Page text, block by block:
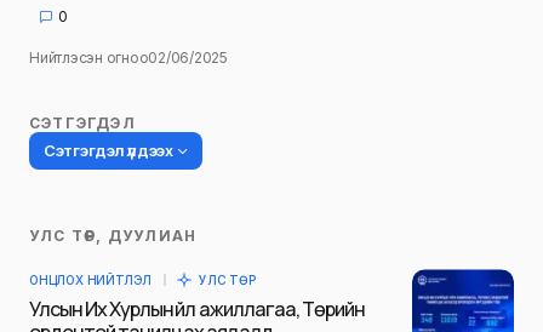
0
Нийтлэсэн огноо02/06/2025
СЭТГЭГДЭЛ
Сэтгэгдэл үлдээх
Таны имэйл хаягийг нийтлэхгүй.
Шаардлагатай талбаруудыг *гэж
тэмдэглэсэн
УЛС ТӨР, ДУУЛИАН
ОНЦЛОХ НИЙТЛЭЛ УЛС ТӨР
Улсын Их Хурлын үйл ажиллагаа, Төрийн